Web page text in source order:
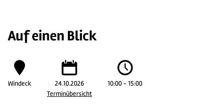
Auf einen Blick
Windeck
24.10.2026
Terminübersicht
10:00 - 15:00